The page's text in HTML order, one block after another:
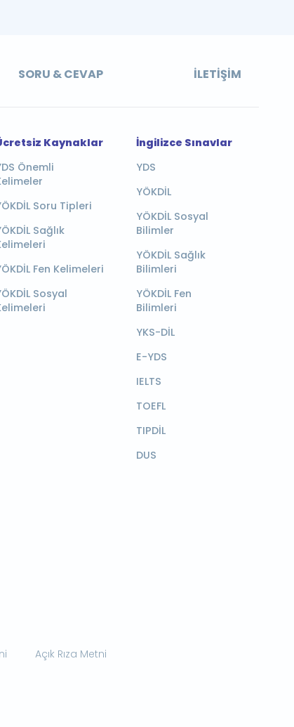
SORU & CEVAP İLETIŞIM
Kaynaklar
Önemli
Soru Tipleri
Sağlık
Fen Kelimeleri
Sosyal
İngilizce Sınavlar
YDS
YÖKDİL
YÖKDİL Sosyal
Bilimler
YÖKDİL Sağlık
Bilimleri
YÖKDİL Fen
Bilimleri
YKS-DİL
E-YDS
IELTS
TOEFL
TIPDİL
DUS
Açık Rıza Metni